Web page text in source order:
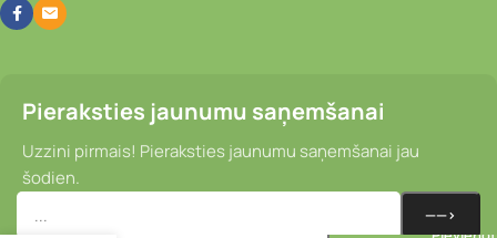
Pieraksties jaunumu saņemšanai
Uzzini pirmais! Pieraksties jaunumu saņemšanai jau
šodien.